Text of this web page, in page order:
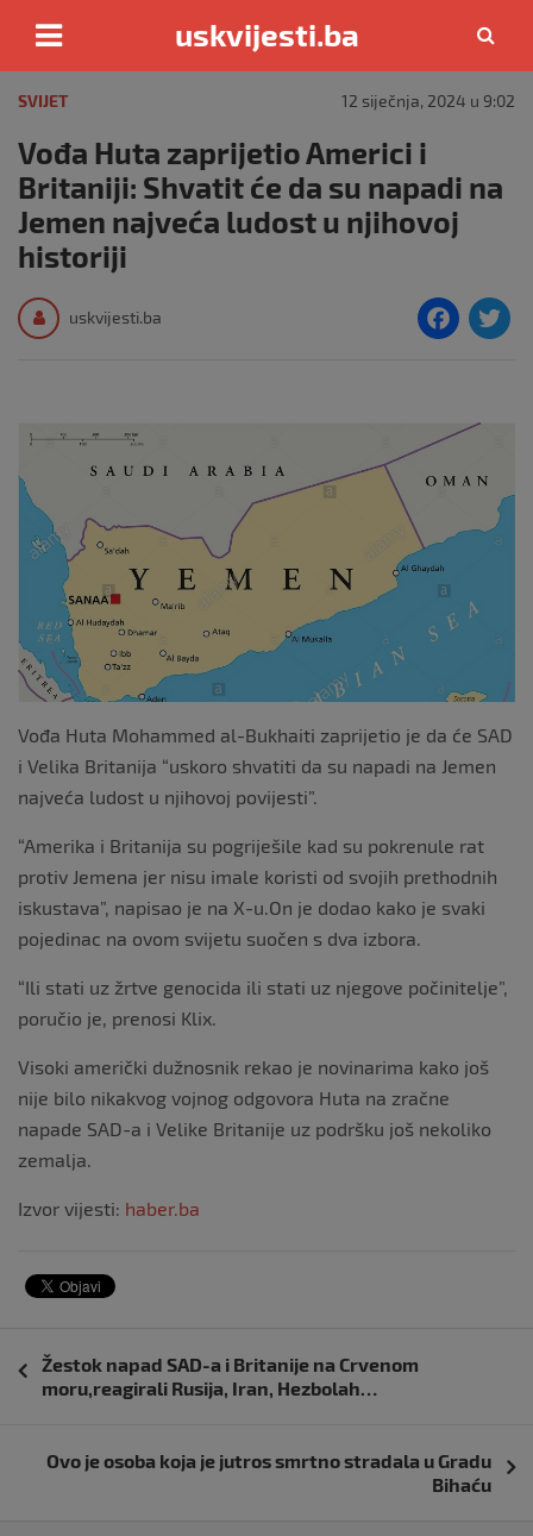
content
uskvijesti.ba
SVIJET 12 siječnja, 2024 u 9:02
Vođa Huta zaprijetio Americi i
Britaniji: Shvatit će da su napadi na
Jemen najveća ludost u njihovoj
historiji
uskvijesti.ba
F
e
b
o
Vođa Huta Mohammed al-Bukhaiti zaprijetio je da će SAD
i Velika Britanija “uskoro shvatiti da su napadi na Jemen
najveća ludost u njihovoj povijesti”.
“Amerika i Britanija su pogriješile kad su pokrenule rat
protiv Jemena jer nisu imale koristi od svojih prethodnih
iskustava”, napisao je na X-u.On je dodao kako je svaki
pojedinac na ovom svijetu suočen s dva izbora.
“Ili stati uz žrtve genocida ili stati uz njegove počinitelje”,
poručio je, prenosi Klix.
Visoki američki dužnosnik rekao je novinarima kako još
nije bilo nikakvog vojnog odgovora Huta na zračne
napade SAD-a i Velike Britanije uz podršku još nekoliko
zemalja.
Izvor vijesti: haber.ba
Navigacija
objava
Žestok napad SAD-a i Britanije na Crvenom
moru,reagirali Rusija, Iran, Hezbolah…
Ovo je osoba koja je jutros smrtno stradala u Gradu
Bihaću